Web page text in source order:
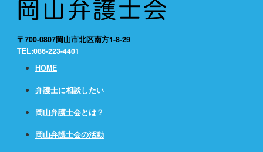
〒700-0807岡山市北区南方1-8-29
TEL:086-223-4401
HOME
弁護士に相談したい
岡山弁護士会とは？
岡山弁護士会の活動